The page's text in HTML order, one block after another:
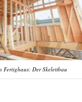
Fertighaus: Der Skelettbau